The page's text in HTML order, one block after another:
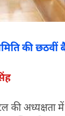
की
की अध्यक्षता